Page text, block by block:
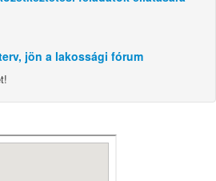
jön a lakossági fórum